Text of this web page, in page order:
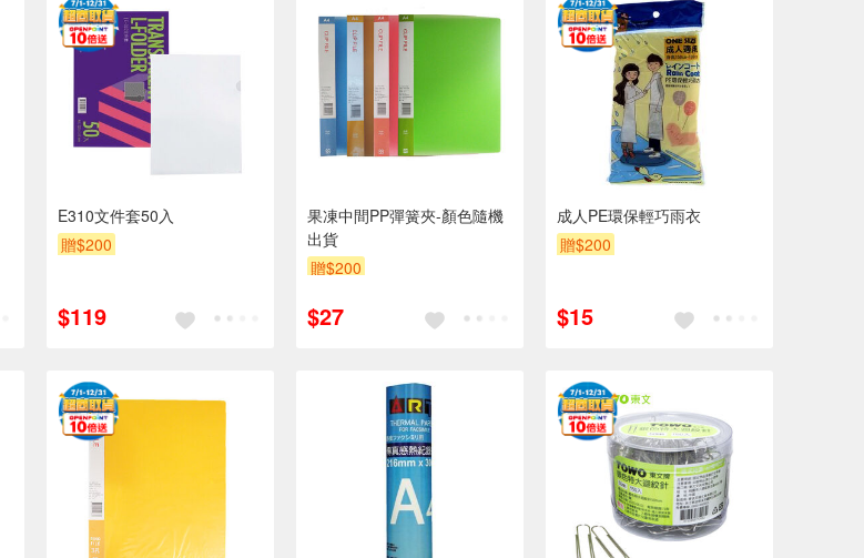
E310文件套50入
贈$200
$119
果凍中間PP彈簧夾-顏色隨機
出貨
贈$200
$27
成人PE環保輕巧雨衣
贈$200
$15